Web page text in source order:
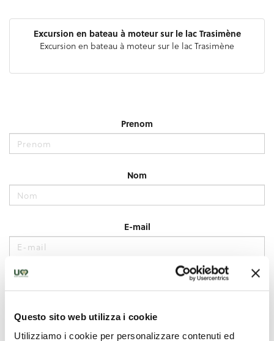
Questo sito web utilizza i cookie
Utilizziamo i cookie per personalizzare contenuti ed